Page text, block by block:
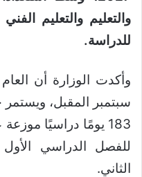
والتعليم والتعليم
للدراسة.
الثاني.